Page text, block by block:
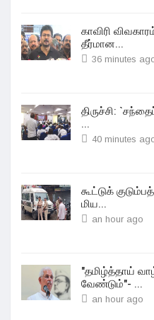
காவிரி
தீர்மான...
36 minutes
திருச்சி:
...
40 minutes
கூட்டுக்
மிய...
an hour ago
"தமிழ்த்தாய்
வேண்டும்"- ...
an hour ago